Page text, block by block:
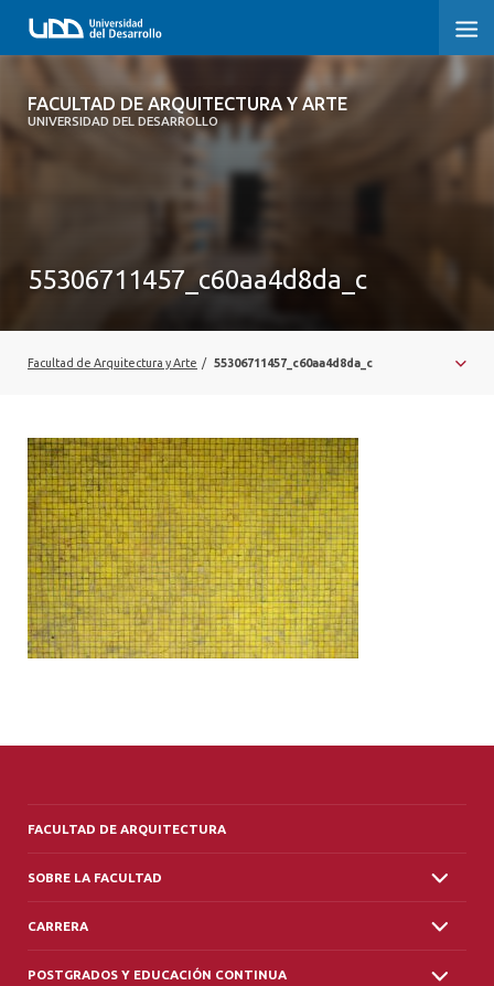
FACULTAD DE ARQUITECTURA Y ARTE
UNIVERSIDAD DEL DESARROLLO
FACULTAD DE ARQUITECTURA Y ARTE
VINCULACIÓN CON EL MEDIO
ALUMNI
PLATAFORMA VUT
55306711457_c60aa4d8da_c
Facultad de Arquitectura y Arte / 55306711457_c60aa4d8da_c
FACULTAD DE ARQUITECTURA
SOBRE LA FACULTAD
CARRERA
POSTGRADOS Y EDUCACIÓN CONTINUA